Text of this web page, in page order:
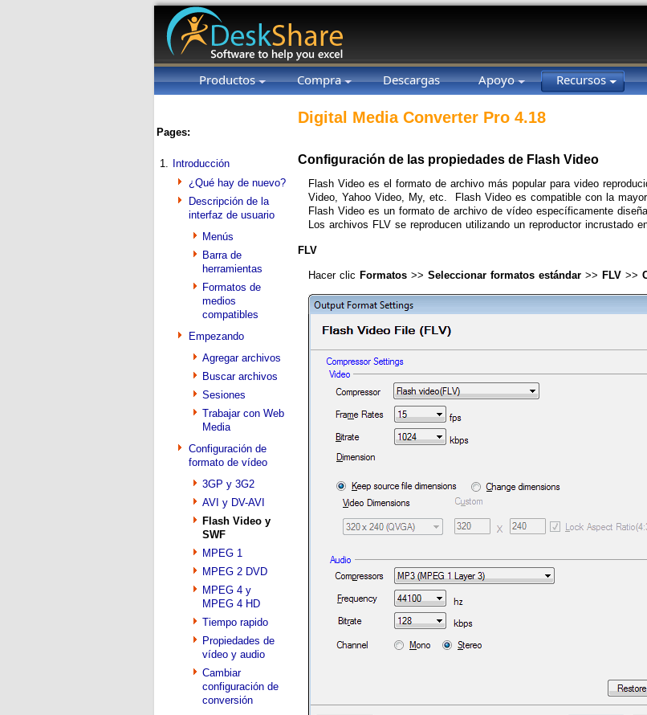
Productos Compra Descargas Apoyo Recursos
Pages:
1.
Introducción
¿Qué hay de nuevo?
Descripción de la
interfaz de usuario
Menús
Barra de
herramientas
Formatos de
medios
compatibles
Empezando
Agregar archivos
Buscar archivos
Sesiones
Trabajar con Web
Media
Configuración de
formato de vídeo
3GP y 3G2
AVI y DV-AVI
Flash Video y
SWF
MPEG 1
MPEG 2 DVD
MPEG 4 y
MPEG 4 HD
Tiempo rapido
Propiedades de
vídeo y audio
Cambiar
configuración de
conversión
Digital Media Converter Pro 4.18
Configuración de las propiedades de Flash Video
Flash Video es el formato de archivo más popular para video
Video, Yahoo Video, My, etc. Flash Video es compatible con la
Flash Video es un formato de archivo de vídeo específicamente
Los archivos FLV se reproducen utilizando un reproductor incrustado
FLV
Hacer clic Formatos >> Seleccionar formatos estándar >> FLV >>